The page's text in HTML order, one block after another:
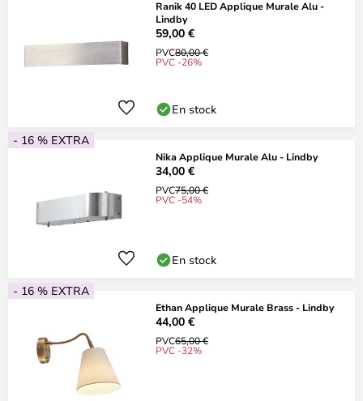
Ranik 40 LED Applique Murale Alu -
Lindby
59,00 €
PVC80,00 €
PVC -26%
En stock
- 16 % EXTRA
Nika Applique Murale Alu - Lindby
34,00 €
PVC75,00 €
PVC -54%
En stock
- 16 % EXTRA
Ethan Applique Murale Brass - Lindby
44,00 €
PVC65,00 €
PVC -32%